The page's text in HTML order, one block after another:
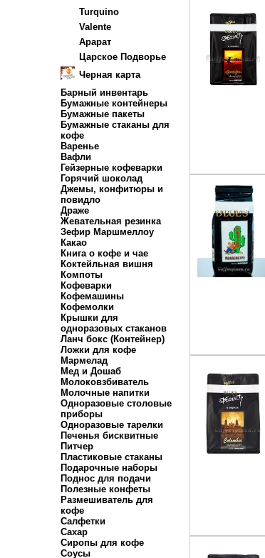
Turquino
Valente
Арарат
Царское Подворье
Черная карта
Барный инвентарь
Бумажные контейнеры
Бумажные пакеты
Бумажные стаканы для
кофе
Варенье
Вафли
Гейзерные кофеварки
Горячий шоколад
Джемы, конфитюры и
повидло
Драже
Жевательная резинка
Зефир Маршмеллоу
Какао
Книга о кофе и чае
Коктейльная вишня
Компоты
Кофеварки
Кофемашины
Кофемолки
Крышки для
одноразовых стаканов
Ланч бокс (Контейнер)
Ложки для кофе
Мармелад
Мед и Дошаб
Молоковзбиватель
Молочные напитки
Одноразовые столовые
приборы
Одноразовые тарелки
Печенья бисквитные
Питчер
Пластиковые стаканы
Подарочные наборы
Поднос для подачи
Полезные конфеты
Размешиватель для
кофе
Салфетки
Сахар
Сиропы для кофе
Соусы